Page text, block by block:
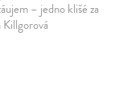
– jedno klišé za
Killgorová